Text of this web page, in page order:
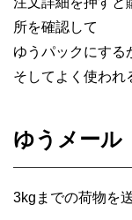
所を確認して
ゆうパックにする
そしてよく使われ
ゆうメール
3kg までの荷物を